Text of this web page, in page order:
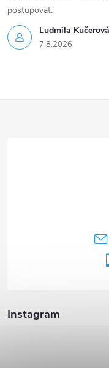
Ludmila Kučerová
7.8.2026
postupovat.
Instagram